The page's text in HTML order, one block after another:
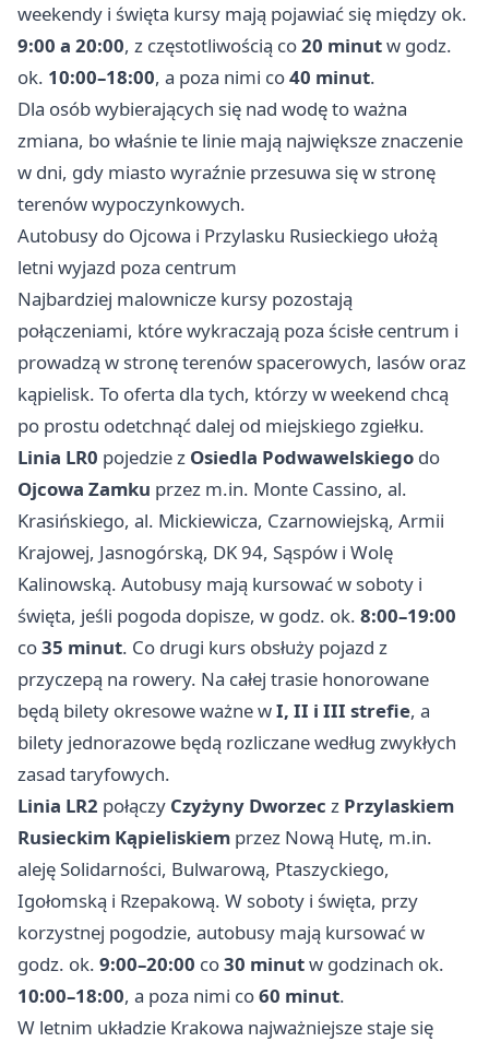
weekendy i święta kursy mają pojawiać się między ok.
9:00 a 20:00, z częstotliwością co20 minutw godz.
ok. 10:00–18:00, a poza nimi co40 minut.
Dla osób wybierających się nad wodę to ważna
zmiana, bo właśnie te linie mają największe znaczenie
w dni, gdy miasto wyraźnie przesuwa się w stronę
terenów wypoczynkowych.
Autobusy do Ojcowa i Przylasku Rusieckiego ułożą
letni wyjazd poza centrum
Najbardziej malownicze kursy pozostają
połączeniami, które wykraczają poza ścisłe centrum i
prowadzą w stronę terenów spacerowych, lasów oraz
kąpielisk. To oferta dla tych, którzy w weekend chcą
po prostu odetchnąć dalej od miejskiego zgiełku.
Linia LR0 pojedzie z Osiedla Podwawelskiego do
Ojcowa Zamku przez m.in. Monte Cassino, al.
Krasińskiego, al. Mickiewicza, Czarnowiejską, Armii
Krajowej, Jasnogórską, DK 94, Sąspów i Wolę
Kalinowską. Autobusy mają kursować w soboty i
święta, jeśli pogoda dopisze, w godz. ok. 8:00–19:00
co35 minut. Co drugi kurs obsłuży pojazd z
przyczepą na rowery. Na całej trasie honorowane
będą bilety okresowe ważne wI, II i III strefie, a
bilety jednorazowe będą rozliczane według zwykłych
zasad taryfowych.
Linia LR2 połączy Czyżyny Dworzec z Przylaskiem
Rusieckim Kąpieliskiem przez Nową Hutę, m.in.
aleję Solidarności, Bulwarową, Ptaszyckiego,
Igołomską i Rzepakową. W soboty i święta, przy
korzystnej pogodzie, autobusy mają kursować w
godz. ok. 9:00–20:00 co30 minutw godzinach ok.
10:00–18:00, a poza nimi co60 minut.
W letnim układzie Krakowa najważniejsze staje się